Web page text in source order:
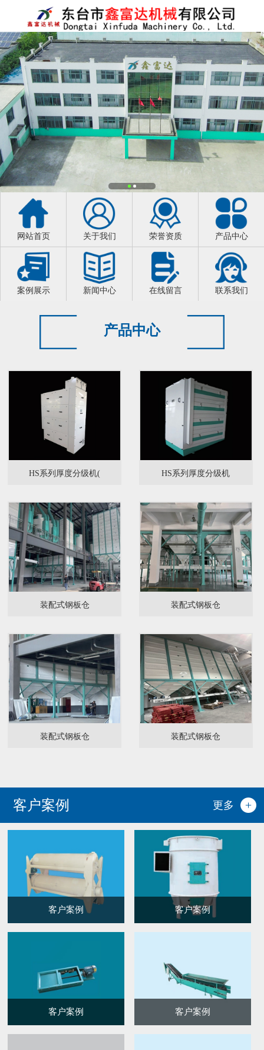
网站首页 关于我们 荣誉资质 产品中心
案例展示 新闻中心 在线留言 联系我们
产品中心
HS系列厚度分级机( HS系列厚度分级机
装配式钢板仓 装配式钢板仓
装配式钢板仓 装配式钢板仓
客户案例 更多
客户案例 客户案例
客户案例 客户案例